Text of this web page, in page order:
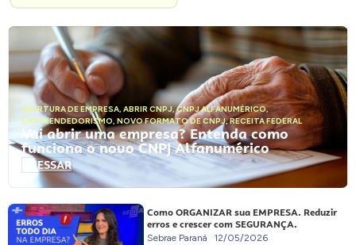
ABERTURA DE EMPRESA, ABRIR CNPJ,CNPJ ALFANUMÉRICO,
EMPREENDEDORISMO, NOVO FORMATO DE CNPJ,RECEITA FEDERAL
Vai abrir uma empresa? Entenda como
funciona o novo CNPJ Alfanumérico
ACESSAR
Como ORGANIZAR sua EMPRESA. Reduzir
erros e crescer com SEGURANÇA.
Sebrae Paraná 12/05/2026